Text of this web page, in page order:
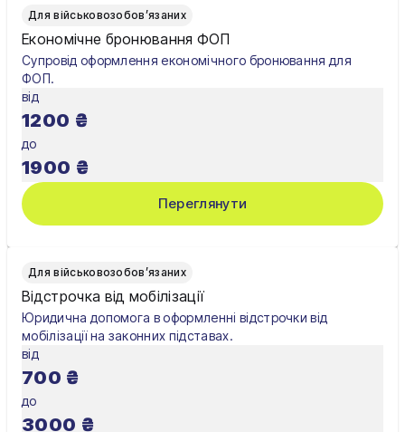
Павлоград
Полтава
Суми
Харків
Херсон
Для військовозобов’язаних
Економічне бронювання ФОП
Супровід оформлення економічного бронювання для
ФОП.
від
1200 ₴
до
1900 ₴
Переглянути
Для військовозобов’язаних
Відстрочка від мобілізації
Юридична допомога в оформленні відстрочки від
мобілізації на законних підставах.
від
700 ₴
до
3000 ₴